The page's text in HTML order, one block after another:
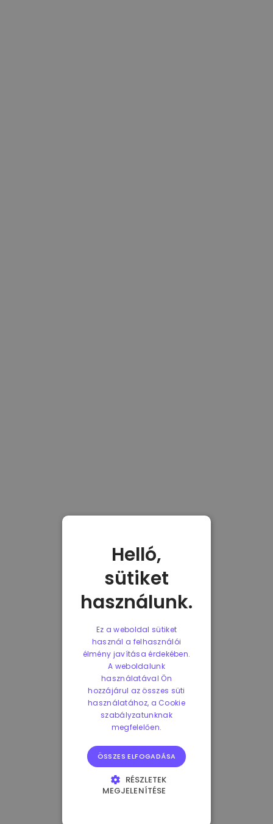
Helló,
sütiket
használunk.
Ez a weboldal sütiket
használ a felhasználói
élmény javítása érdekében.
A weboldalunk
használatával Ön
hozzájárul az összes süti
használatához, a Cookie
szabályzatunknak
megfelelően.
ÖSSZES ELFOGADÁSA
RÉSZLETEK
MEGJELENÍTÉSE